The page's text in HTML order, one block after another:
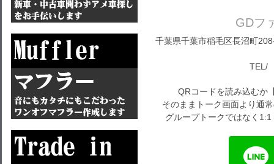
GDフ
千葉県千葉市稲毛区長沼町
TEL/
QRコードを読み込むか
そのままトーク画面より通
グループトークではなく